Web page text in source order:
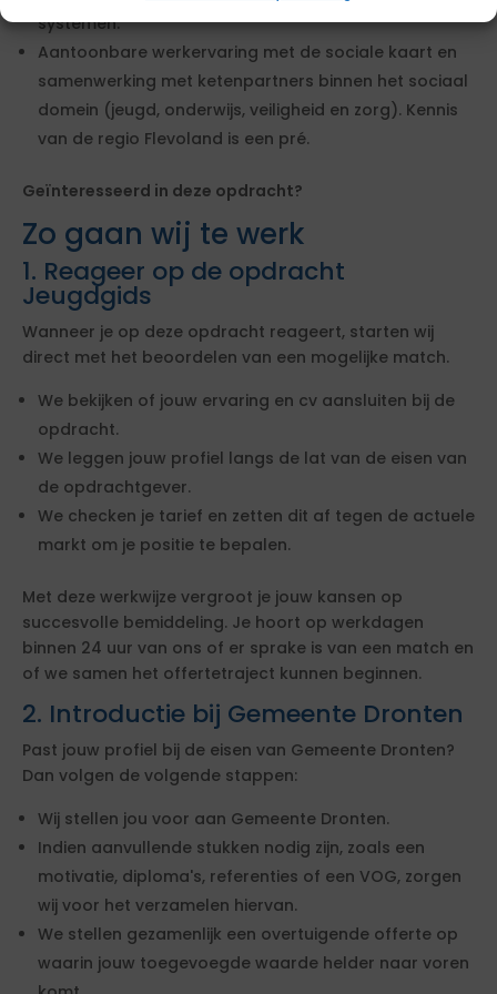
systemen.
Aantoonbare werkervaring met de sociale kaart en
samenwerking met ketenpartners binnen het sociaal
domein (jeugd, onderwijs, veiligheid en zorg). Kennis
van de regio Flevoland is een pré.
Geïnteresseerd in deze opdracht?
Zo gaan wij te werk
1. Reageer op de opdracht
Jeugdgids
Wanneer je op deze opdracht reageert, starten wij
direct met het beoordelen van een mogelijke match.
We bekijken of jouw ervaring en cv aansluiten bij de
opdracht.
We leggen jouw profiel langs de lat van de eisen van
de opdrachtgever.
We checken je tarief en zetten dit af tegen de actuele
markt om je positie te bepalen.
Met deze werkwijze vergroot je jouw kansen op
succesvolle bemiddeling. Je hoort op werkdagen
binnen 24 uur van ons of er sprake is van een match en
of we samen het offertetraject kunnen beginnen.
2. Introductie bij Gemeente Dronten
Past jouw profiel bij de eisen van Gemeente Dronten?
Dan volgen de volgende stappen:
Wij stellen jou voor aan Gemeente Dronten.
Indien aanvullende stukken nodig zijn, zoals een
motivatie, diploma's, referenties of een VOG, zorgen
wij voor het verzamelen hiervan.
We stellen gezamenlijk een overtuigende offerte op
waarin jouw toegevoegde waarde helder naar voren